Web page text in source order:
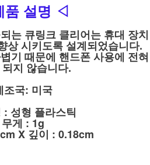
설명 ◁
는 큐링크 클리어는 휴대 장치
상 시키도록 설계되었습니다.
기 때문에 핸드폰 사용에 전혀
지 않습니다.
조국: 미국
: 성형 플라스틱
게 : 1g
X 깊이 : 0.18cm